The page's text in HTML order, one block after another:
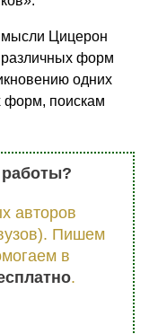
мысли Цицерон
форм
одних
форм, поискам
авторов
Пишем
в
.